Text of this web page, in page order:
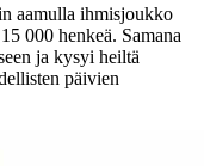
aamulla ihmisjoukko
000 henkeä. Samana
ja kysyi heiltä
päivien